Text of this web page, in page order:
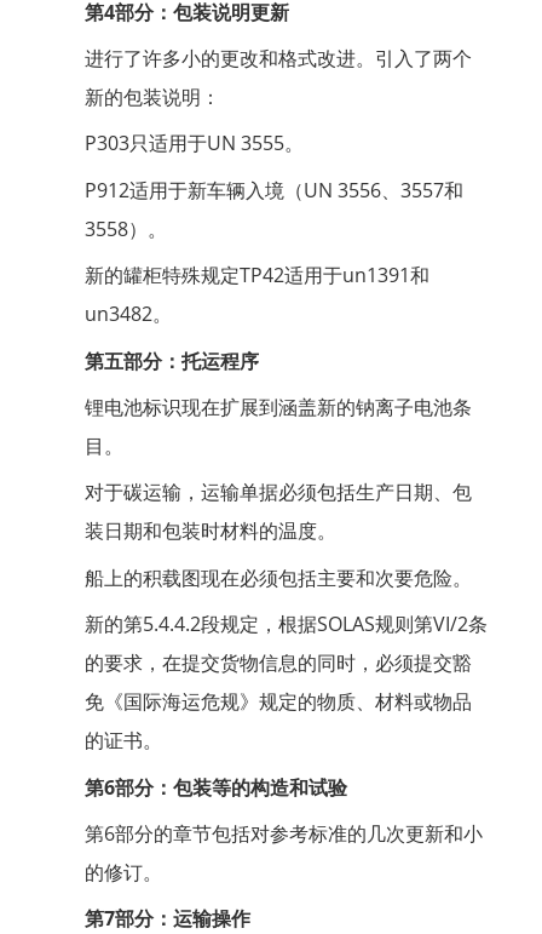
第4部分：包装说明更新
进行了许多小的更改和格式改进。引入了两个
新的包装说明：
P303只适用于UN 3555。
P912适用于新车辆入境（UN 3556、3557和
3558）。
新的罐柜特殊规定TP42适用于un1391和
un3482。
第五部分：托运程序
锂电池标识现在扩展到涵盖新的钠离子电池条
目。
对于碳运输，运输单据必须包括生产日期、包
装日期和包装时材料的温度。
船上的积载图现在必须包括主要和次要危险。
新的第5.4.4.2段规定，根据SOLAS规则第VI/2条
的要求，在提交货物信息的同时，必须提交豁
免《国际海运危规》规定的物质、材料或物品
的证书。
第6部分：包装等的构造和试验
第6部分的章节包括对参考标准的几次更新和小
的修订。
第7部分：运输操作